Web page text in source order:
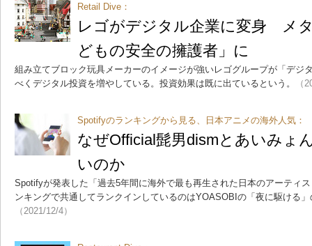
Retail Dive：
レゴがデジタル企業に変身 メ
どもの安全の擁護者」に
組み立てブロック玩具メーカーのイメージが強いレゴグループが「デジ
べくデジタル投資を増やしている。投資効果は既に出ているという。
（
Spotifyのランキングから見る、日本アニメの海外人気：
なぜOfficial髭男dismとあいみょ
いのか
Spotifyが発表した「過去5年間に海外で最も再生された日本のアーティ
ンキングで共通してランクインしているのはYOASOBIの「夜に駆ける
（2021/12/4）